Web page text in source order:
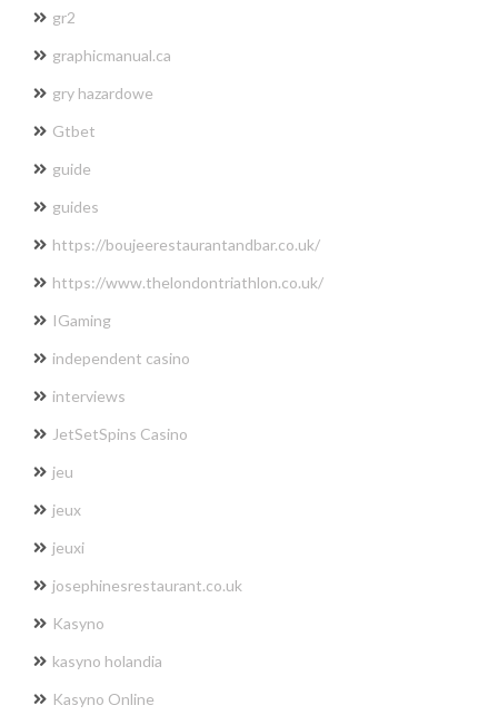
gr2
graphicmanual.ca
gry hazardowe
Gtbet
guide
guides
https://boujeerestaurantandbar.co.uk/
https://www.thelondontriathlon.co.uk/
IGaming
independent casino
interviews
JetSetSpins Casino
jeu
jeux
jeuxi
josephinesrestaurant.co.uk
Kasyno
kasyno holandia
Kasyno Online